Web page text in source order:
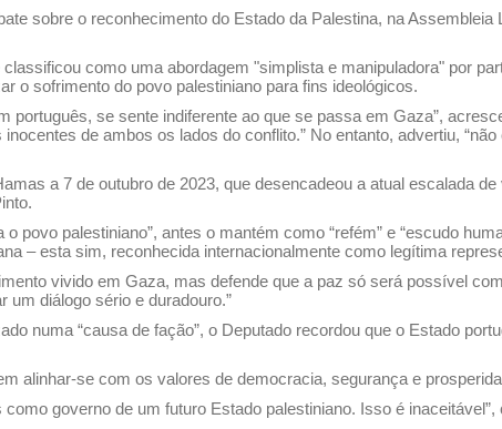
sobre o reconhecimento do Estado da Palestina, na
como uma abordagem "simplista e manipuladora" por
o sofrimento do povo palestiniano para fins ideológicos.
português, se sente indiferente ao que se passa em Gaza”,
de ambos os lados do conflito.” No entanto, advertiu,
a 7 de outubro de 2023, que desencadeou a atual escalada
povo palestiniano”, antes o mantém como “refém” e “escudo
– esta sim, reconhecida internacionalmente como legítima
vivido em Gaza, mas defende que a paz só será possível
um diálogo sério e duradouro.”
numa “causa de fação”, o Deputado recordou que o Estado
alinhar-se com os valores de democracia, segurança e
governo de um futuro Estado palestiniano. Isso é inaceitável”,